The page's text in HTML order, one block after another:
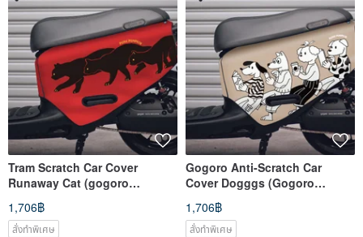
Tram Scratch Car Cover
Runaway Cat (gogoro
2/3/viva/MIX/PGO/suzuki/Hong
jiateng)
1,706฿
สั่งทำพิเศษ
Gogoro Anti-Scratch Car
Cover Dogggs (Gogoro
2/3/viva/Ai1/UR1/eReady)
1,706฿
สั่งทำพิเศษ